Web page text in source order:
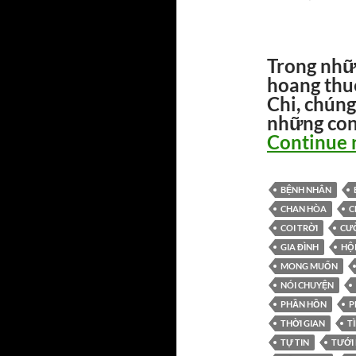
Trong
hoang
Chi,
những
Continue
BỆNH NHÂN
CHAN HÒA
COI TRỜI
GIA ĐÌNH
MONG MUỐN
NÓI CHUYỆN
PHẦN HỒN
THỜI GIAN
TỰ TIN
TƯỚI